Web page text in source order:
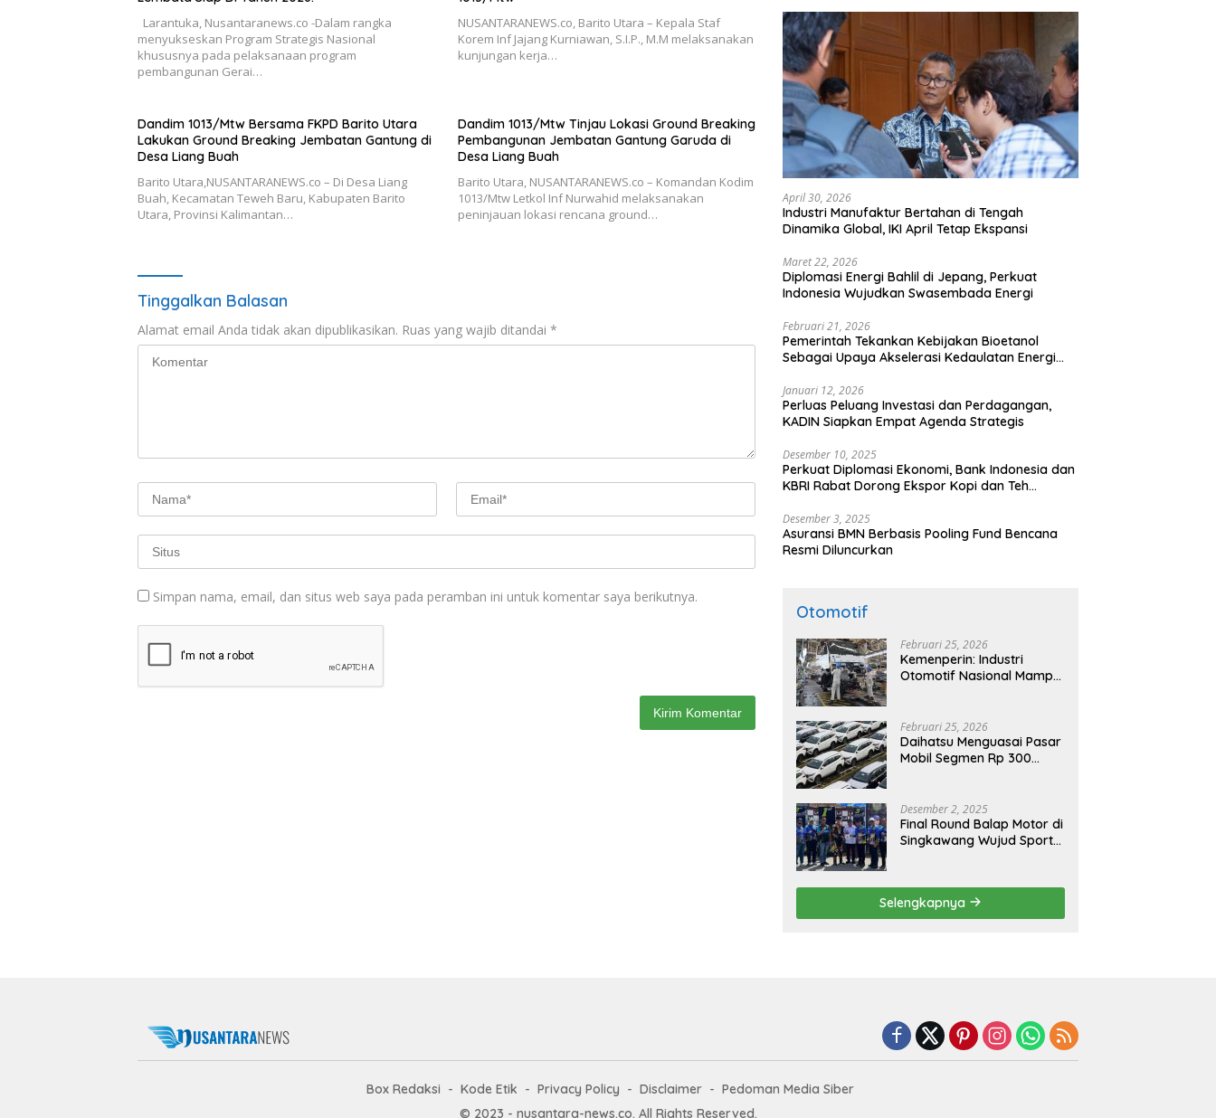
Larantuka, Nusantaranews.co -Dalam rangka
menyukseskan Program Strategis Nasional
khususnya pada pelaksanaan program
pembangunan Gerai…
NUSANTARANEWS.co, Barito Utara – Kepala Staf
Korem Inf Jajang Kurniawan, S.I.P., M.M melaksanakan
kunjungan kerja…
Dandim 1013/Mtw Bersama FKPD Barito Utara
Lakukan Ground Breaking Jembatan Gantung di
Desa Liang Buah
Barito Utara,NUSANTARANEWS.co – Di Desa Liang
Buah, Kecamatan Teweh Baru, Kabupaten Barito
Utara, Provinsi Kalimantan…
Dandim 1013/Mtw Tinjau Lokasi Ground Breaking
Pembangunan Jembatan Gantung Garuda di
Desa Liang Buah
Barito Utara, NUSANTARANEWS.co – Komandan Kodim
1013/Mtw Letkol Inf Nurwahid melaksanakan
peninjauan lokasi rencana ground…
Tinggalkan Balasan
Alamat email Anda tidak akan dipublikasikan. Ruas yang wajib ditandai *
Simpan nama, email, dan situs web saya pada peramban ini untuk komentar saya berikutnya.
April 30, 2026
Industri Manufaktur Bertahan di Tengah
Dinamika Global, IKI April Tetap Ekspansi
Maret 22, 2026
Diplomasi Energi Bahlil di Jepang, Perkuat
Indonesia Wujudkan Swasembada Energi
Februari 21, 2026
Pemerintah Tekankan Kebijakan Bioetanol
Sebagai Upaya Akselerasi Kedaulatan Energi
Januari 12, 2026
Perluas Peluang Investasi dan Perdagangan,
KADIN Siapkan Empat Agenda Strategis
Desember 10, 2025
Perkuat Diplomasi Ekonomi, Bank Indonesia dan
KBRI Rabat Dorong Ekspor Kopi dan Teh
Desember 3, 2025
Asuransi BMN Berbasis Pooling Fund Bencana
Resmi Diluncurkan
Otomotif
Februari 25, 2026
Kemenperin: Industri
Otomotif Nasional Mampu
Februari 25, 2026
Daihatsu Menguasai Pasar
Mobil Segmen Rp 300
Desember 2, 2025
Final Round Balap Motor di
Singkawang Wujud Sports
Selengkapnya
Box Redaksi Kode Etik Privacy Policy Disclaimer
Pedoman Media Siber
© 2023 - nusantara-news.co. All Rights Reserved.